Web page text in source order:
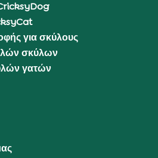
για σκύλους
σκύλων
γατών